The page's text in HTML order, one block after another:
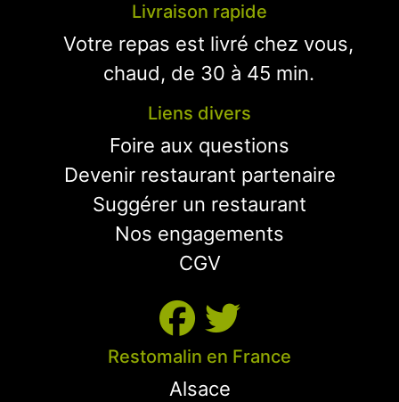
Livraison rapide
Votre repas est livré chez vous,
chaud, de 30 à 45 min.
Liens divers
Foire aux questions
Devenir restaurant partenaire
Suggérer un restaurant
Nos engagements
CGV
Restomalin en France
Alsace